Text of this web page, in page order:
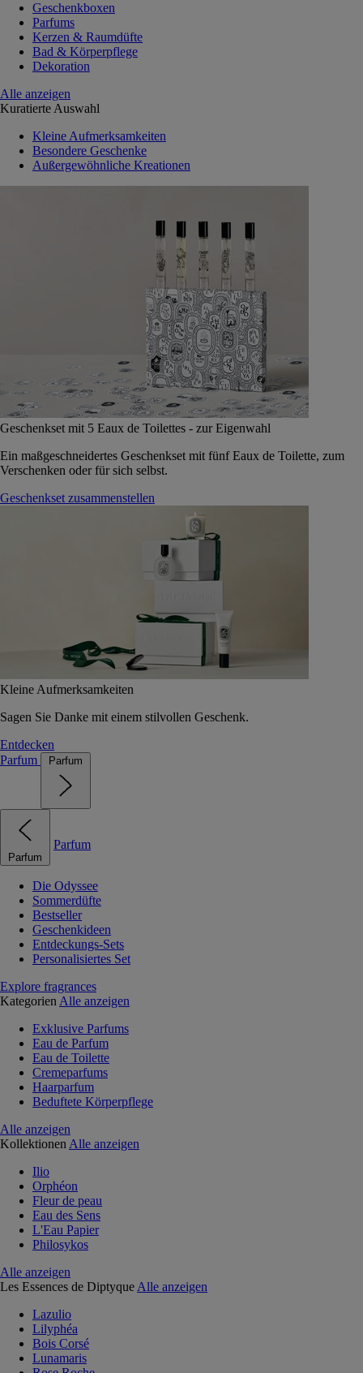
Geschenkboxen
Parfums
Kerzen & Raumdüfte
Bad & Körperpflege
Dekoration
Alle anzeigen
Kuratierte Auswahl
Kleine Aufmerksamkeiten
Besondere Geschenke
Außergewöhnliche Kreationen
Geschenkset mit 5 Eaux de Toilettes - zur Eigenwahl
Ein maßgeschneidertes Geschenkset mit fünf Eaux de Toilette, zum
Verschenken oder für sich selbst.
Geschenkset zusammenstellen
Kleine Aufmerksamkeiten
Sagen Sie Danke mit einem stilvollen Geschenk.
Entdecken
Parfum
Parfum
Parfum
Parfum
Die Odyssee
Sommerdüfte
Bestseller
Geschenkideen
Entdeckungs-Sets
Personalisiertes Set
Explore fragrances
Kategorien Alle anzeigen
Exklusive Parfums
Eau de Parfum
Eau de Toilette
Cremeparfums
Haarparfum
Beduftete Körperpflege
Alle anzeigen
Kollektionen Alle anzeigen
Ilio
Orphéon
Fleur de peau
Eau des Sens
L'Eau Papier
Philosykos
Alle anzeigen
Les Essences de Diptyque Alle anzeigen
Lazulio
Lilyphéa
Bois Corsé
Lunamaris